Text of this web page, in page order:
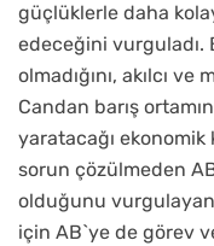
güçlüklerle daha
edeceğini vurguladı.
olmadığını, akılcı
Candan barış
yaratacağı ekonomik
sorun çözülmeden
olduğunu
için AB`ye de görev